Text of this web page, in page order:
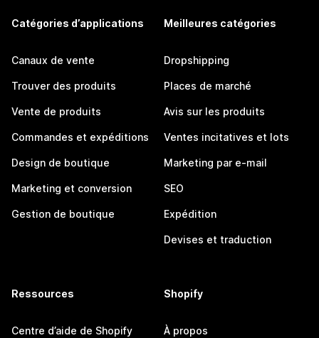
Catégories d’applications
Canaux de vente
Trouver des produits
Vente de produits
Commandes et expéditions
Design de boutique
Marketing et conversion
Gestion de boutique
Meilleures catégories
Dropshipping
Places de marché
Avis sur les produits
Ventes incitatives et lots
Marketing par e-mail
SEO
Expédition
Devises et traduction
Ressources
Centre d’aide de Shopify
Shopify
À propos